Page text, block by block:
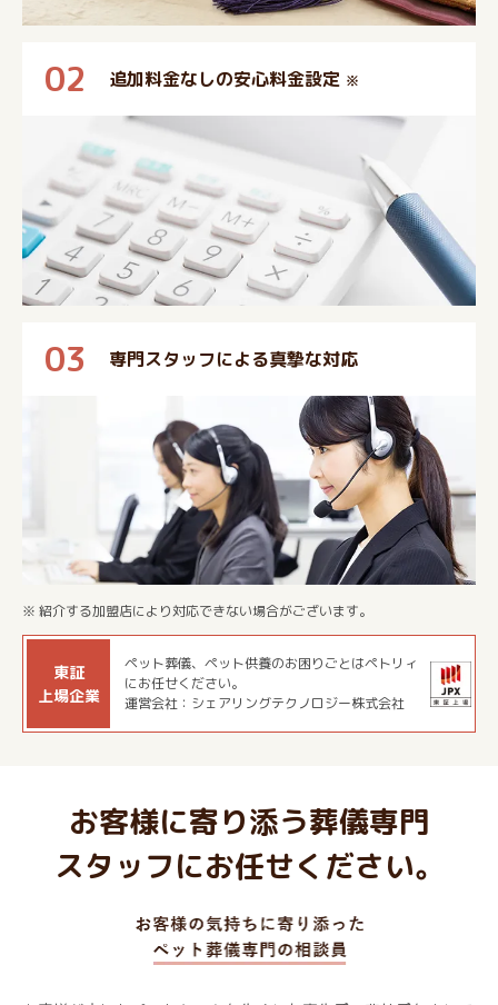
02 追加料金なしの安心料金設定 ※
03 専門スタッフによる真摯な対応
※ 紹介する加盟店により対応できない場合がございます。
東証
上場企業
ペット葬儀、ペット供養のお困りごとはペトリィ
にお任せください。
運営会社：シェアリングテクノロジー株式会社
お客様に寄り添う葬儀専門
スタッフにお任せください。